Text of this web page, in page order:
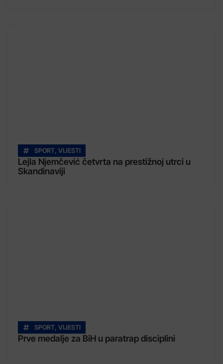
SPORT VIJESTI
Lejla Njemčević četvrta na prestižnoj utrci u
Skandinaviji
SPORT VIJESTI
Prve medalje za BiH u paratrap disciplini